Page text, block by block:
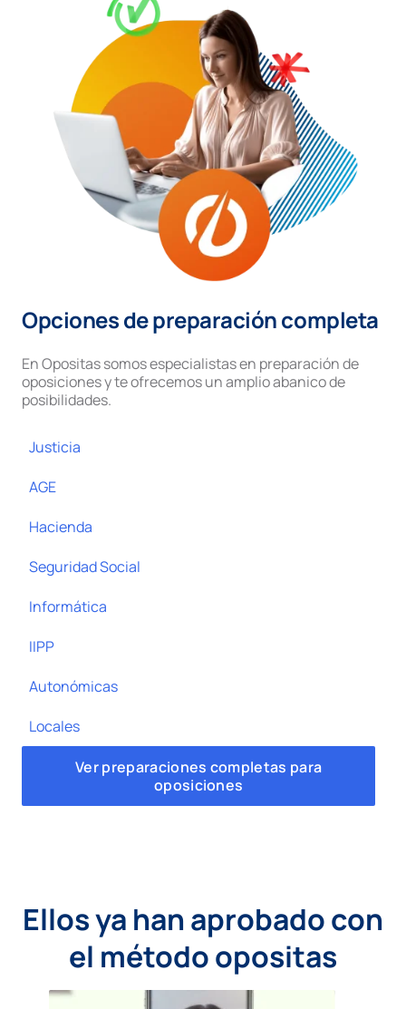
Opciones de preparación completa
En Opositas somos especialistas en preparación de
oposiciones y te ofrecemos un amplio abanico de
posibilidades.
Justicia
AGE
Hacienda
Seguridad Social
Informática
IIPP
Autonómicas
Locales
Ver preparaciones completas para
oposiciones
Ellos ya han aprobado con
el método opositas